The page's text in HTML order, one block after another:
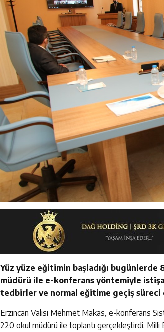
Yüz yüze eğitimin başladığı
müdürü ile e-konferans yöntemiyle
tedbirler ve normal eğitime geçiş
Erzincan Valisi Mehmet Makas, e-konferans
220 okul müdürü ile toplantı gerçekleştirdi. Milli